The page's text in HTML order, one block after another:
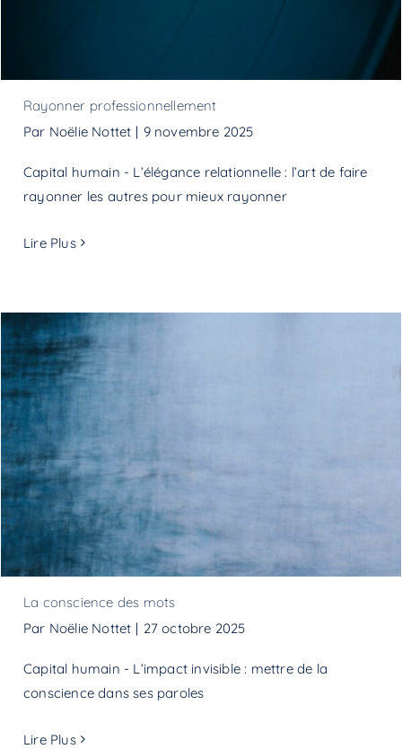
Rayonner professionnellement
Par Noëlie Nottet | 9 novembre 2025
Capital humain - L’élégance relationnelle : l’art de faire
rayonner les autres pour mieux rayonner
Lire Plus
La conscience des mots
Par Noëlie Nottet | 27 octobre 2025
Capital humain - L’impact invisible : mettre de la
conscience dans ses paroles
Lire Plus